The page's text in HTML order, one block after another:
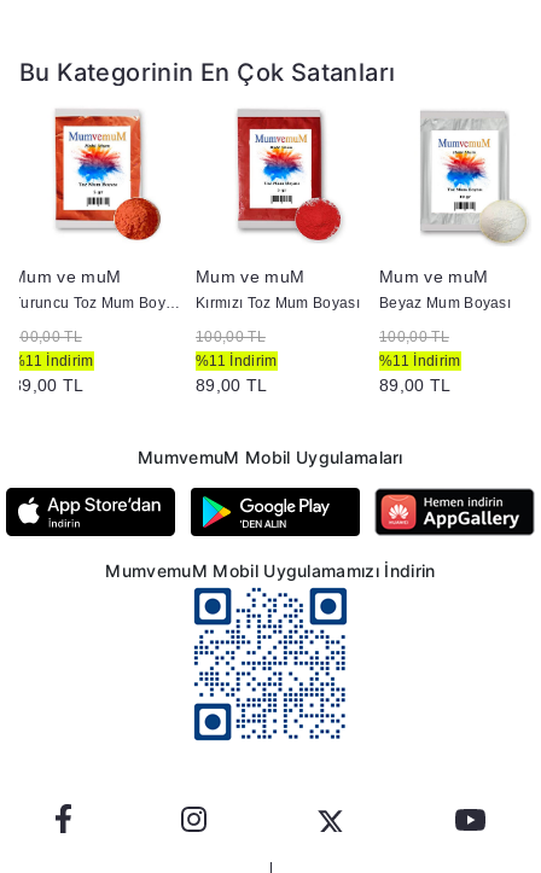
Bu Kategorinin En Çok Satanları
Mum ve muM
Turuncu Toz Mum Boyası
100,00 TL
%11 İndirim
89,00 TL
Mum ve muM
Kırmızı Toz Mum Boyası
100,00 TL
%11 İndirim
89,00 TL
Mum ve muM
Beyaz Mum Boyası
100,00 TL
%11 İndirim
89,00 TL
MumvemuM Mobil Uygulamaları
MumvemuM Mobil Uygulamamızı İndirin